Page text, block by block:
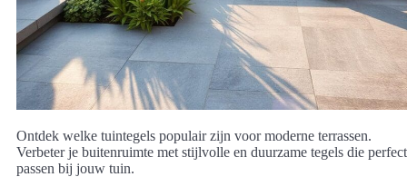
Ontdek welke tuintegels populair zijn voor moderne terrassen.
Verbeter je buitenruimte met stijlvolle en duurzame tegels die perfect
passen bij jouw tuin.